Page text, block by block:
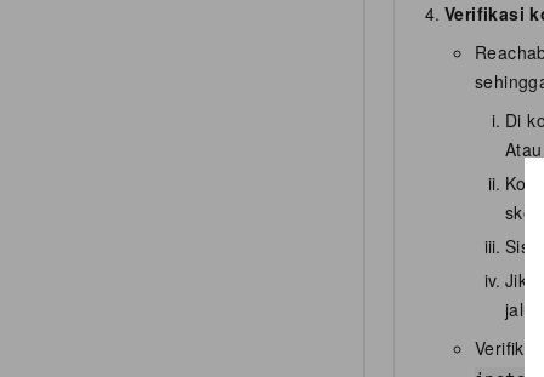
Verifikasi
Di
Jika
jalur